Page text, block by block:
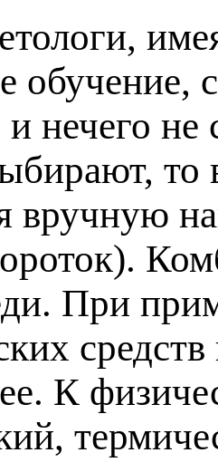
обучение,
нечего
то
вручную
При
К